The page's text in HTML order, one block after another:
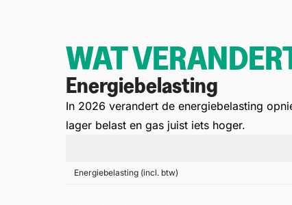
WAT
Energiebelasting
In 2026 verandert de energiebelasting
lager belast en gas juist iets hoger.
Energiebelasting (incl. btw)